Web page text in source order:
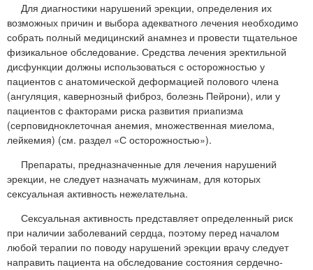
Для диагностики нарушений эрекции, определения их
возможных причин и выбора адекватного лечения необходимо
собрать полный медицинский анамнез и провести тщательное
физикальное обследование. Средства лечения эректильной
дисфункции должны использоваться с осторожностью у
пациентов с анатомической деформацией полового члена
(ангуляция, кавернозный фиброз, болезнь Пейрони), или у
пациентов с факторами риска развития приапизма
(серповидноклеточная анемия, множественная миелома,
лейкемия) (см. раздел «С осторожностью»).
Препараты, предназначенные для лечения нарушений
эрекции, не следует назначать мужчинам, для которых
сексуальная активность нежелательна.
Сексуальная активность представляет определенный риск
при наличии заболеваний сердца, поэтому перед началом
любой терапии по поводу нарушений эрекции врачу следует
направить пациента на обследование состояния сердечно-